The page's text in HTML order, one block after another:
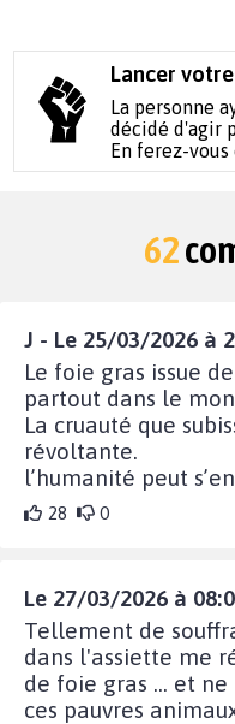
Lancer
La personne
décidé d'agir
En ferez-vous
62
J - Le 25/03/2026 à
Le foie gras issue
partout dans le
La cruauté que
révoltante.
l’humanité peut
28 0
Le 27/03/2026 à
Tellement de
dans l'assiette me
de foie gras ... et
ces pauvres